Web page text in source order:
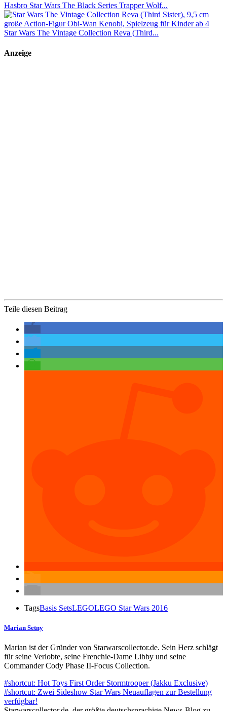
Hasbro Star Wars The Black Series Trapper Wolf...
Star Wars The Vintage Collection Reva (Third...
Anzeige
Teile diesen Beitrag
TagsBasis SetsLEGOLEGO Star Wars 2016
Marian Setny
Marian ist der Gründer von Starwarscollector.de. Sein Herz schlägt
für seine Verlobte, seine Frenchie-Dame Libby und seine
Commander Cody Phase II-Focus Collection.
#shortcut: Hot Toys First Order Stormtrooper (Jakku Exclusive)
#shortcut: Zwei Sideshow Star Wars Neuauflagen zur Bestellung
verfügbar!